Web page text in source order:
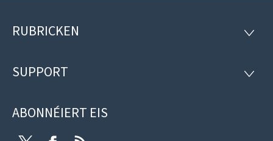
Fousszeil
RUBRICKEN
SUPPORT
ABONNÉIERT EIS